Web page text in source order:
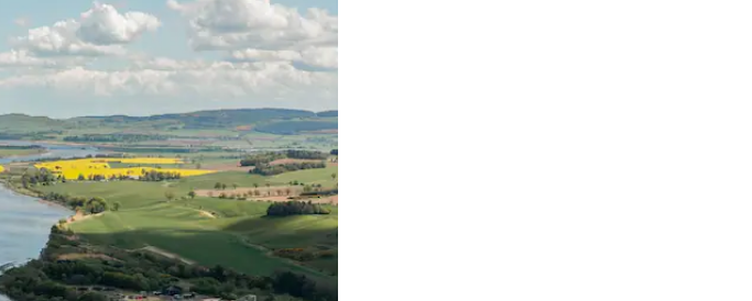
le bas, ou en appuyant dessus et en les faisant glisser.